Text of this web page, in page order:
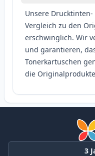
Unsere
Vergleich zu den
erschwinglich. Wir
und garantieren,
Tonerkartuschen
die
3